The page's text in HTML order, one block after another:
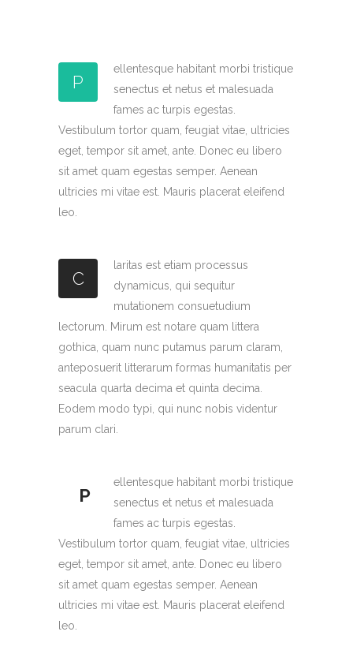
P
ellentesque habitant morbi tristique
senectus et netus et malesuada
fames ac turpis egestas.
Vestibulum tortor quam, feugiat vitae, ultricies
eget, tempor sit amet, ante. Donec eu libero
sit amet quam egestas semper. Aenean
ultricies mi vitae est. Mauris placerat eleifend
leo.
C
laritas est etiam processus
dynamicus, qui sequitur
mutationem consuetudium
lectorum. Mirum est notare quam littera
gothica, quam nunc putamus parum claram,
anteposuerit litterarum formas humanitatis per
seacula quarta decima et quinta decima.
Eodem modo typi, qui nunc nobis videntur
parum clari.
P
ellentesque habitant morbi tristique
senectus et netus et malesuada
fames ac turpis egestas.
Vestibulum tortor quam, feugiat vitae, ultricies
eget, tempor sit amet, ante. Donec eu libero
sit amet quam egestas semper. Aenean
ultricies mi vitae est. Mauris placerat eleifend
leo.